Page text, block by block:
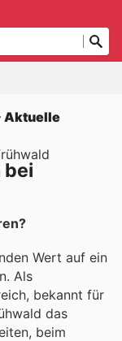
Aktuelle
bei
Wert auf ein
Als
bekannt für
das
beim